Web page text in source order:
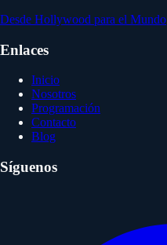
Desde Hollywood para el Mundo
Enlaces
Inicio
Nosotros
Programación
Contacto
Blog
Síguenos